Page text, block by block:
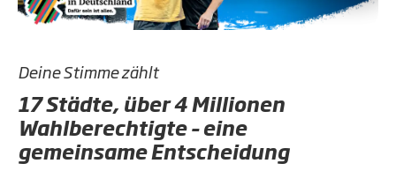
Deine Stimme zählt
17 Städte, über 4 Millionen
Wahlberechtigte – eine
gemeinsame Entscheidung